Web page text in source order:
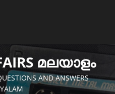
മലയാളം
AND ANSWERS